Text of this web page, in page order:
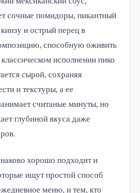
сочные помидоры, пикантный
и острый перец в
способную оживить
исполнении пико
сырой, сохраняя
и текстуры, а ее
считаные минуты, но
глубиной вкуса даже
хорошо подходит и
ищут простой способ
меню, и тем, кто